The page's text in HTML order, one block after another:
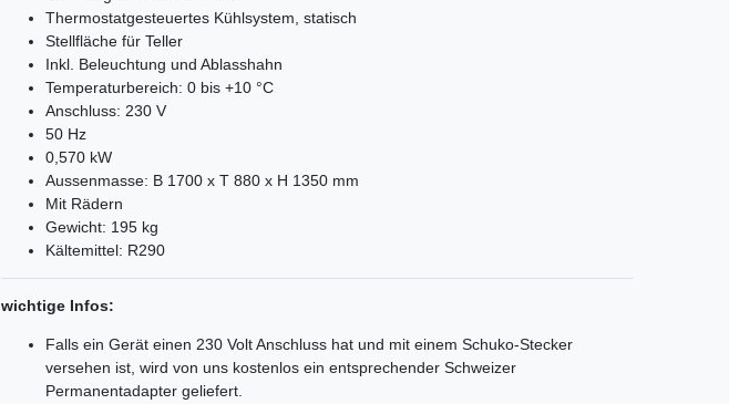
Thermostatgesteuertes Kühlsystem, statisch
Stellfläche für Teller
Inkl. Beleuchtung und Ablasshahn
Temperaturbereich: 0 bis +10 °C
Anschluss: 230 V
50 Hz
0,570 kW
Aussenmasse: B 1700 x T 880 x H 1350 mm
Mit Rädern
Gewicht: 195 kg
Kältemittel: R290
wichtige Infos:
Falls ein Gerät einen 230 Volt Anschluss hat und mit einem Schuko-Stecker
versehen ist, wird von uns kostenlos ein entsprechender Schweizer
Permanentadapter geliefert.